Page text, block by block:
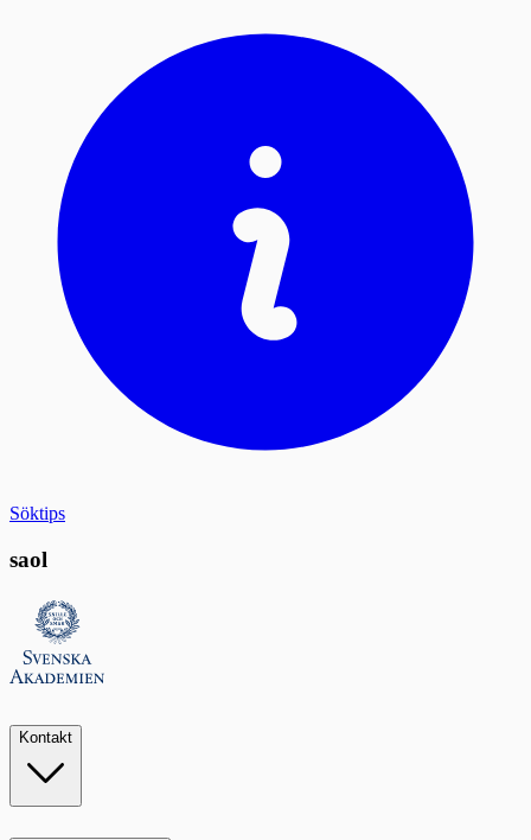
Söktips
saol
Kontakt